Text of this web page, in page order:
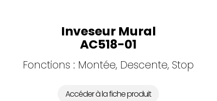
Inveseur Mural
AC518-01
Fonctions : Montée, Descente, Stop
Accéder à la fiche produit